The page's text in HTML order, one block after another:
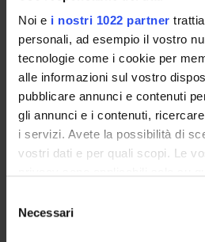
Noi e i nostri 1022 partner
personali, ad esempio il vostro
tecnologie come i cookie per
alle informazioni sul vostro
pubblicare annunci e contenuti
gli annunci e i contenuti,
i servizi. Avete la possibilità di
vostri dati e per quali scopi. Le
modificare o revocare il proprio
momento dalla Dichiarazione
delNecessari
Degree Programme
Exam calendar
Notices
Thesis and internship proposals
Governing bodies
Faculty staff
Scholarships and Grants
Housing service